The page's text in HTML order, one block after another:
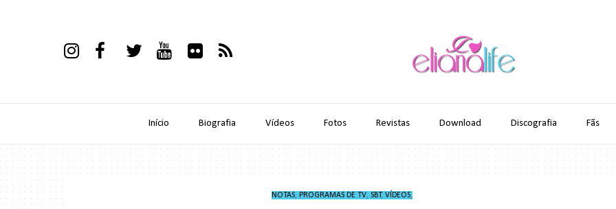
Início Biografia Vídeos Fotos Revistas Download Discografia Fãs
NOTAS, PROGRAMAS DE TV,SBT,VÍDEOS,